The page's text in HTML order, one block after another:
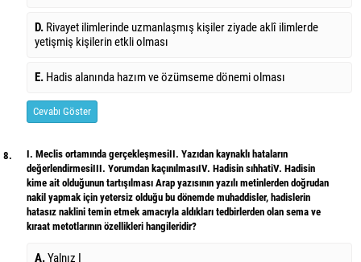
D. Rivayet ilimlerinde uzmanlaşmış kişiler ziyade aklî ilimlerde
yetişmiş kişilerin etkli olması
E. Hadis alanında hazım ve özümseme dönemi olması
Cevabı Göster
8.
I. Meclis ortamında gerçekleşmesiII. Yazıdan kaynaklı hataların
değerlendirmesiIII. Yorumdan kaçınılmasıIV. Hadisin sıhhatiV. Hadisin
kime ait olduğunun tartışılması Arap yazısının yazılı metinlerden doğrudan
nakil yapmak için yetersiz olduğu bu dönemde muhaddisler, hadislerin
hatasız naklini temin etmek amacıyla aldıkları tedbirlerden olan sema ve
kıraat metotlarının özellikleri hangileridir?
A.Yalnız I